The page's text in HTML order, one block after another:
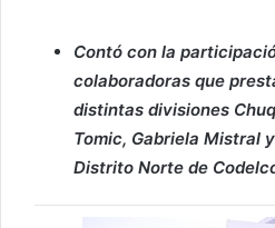
Contó con la
colaboradoras que
distintas divisiones
Tomic, Gabriela Mistral
Distrito Norte de